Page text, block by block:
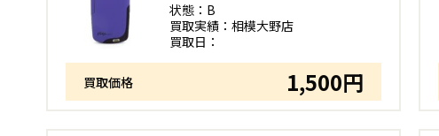
状態： B
買取実績：相模大野店
買取日：
買取価格 1,500円